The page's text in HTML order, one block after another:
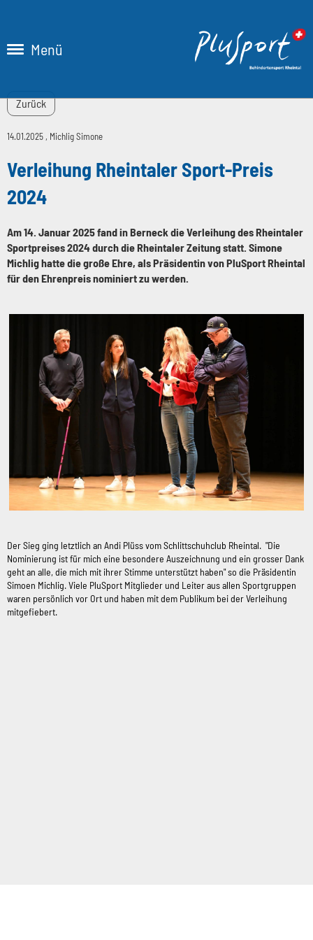
Menü
Zurück
14.01.2025 , Michlig Simone
Verleihung Rheintaler Sport-Preis
2024
Am 14. Januar 2025 fand in Berneck die Verleihung des Rheintaler
Sportpreises 2024 durch die Rheintaler Zeitung statt. Simone
Michlig hatte die große Ehre, als Präsidentin von PluSport Rheintal
für den Ehrenpreis nominiert zu werden.
Der Sieg ging letztlich an Andi Plüss vom Schlittschuhclub Rheintal. "Die
Nominierung ist für mich eine besondere Auszeichnung und ein grosser Dank
geht an alle, die mich mit ihrer Stimme unterstützt haben" so die Präsidentin
Simoen Michlig. Viele PluSport Mitglieder und Leiter aus allen Sportgruppen
waren persönlich vor Ort und haben mit dem Publikum bei der Verleihung
mitgefiebert.